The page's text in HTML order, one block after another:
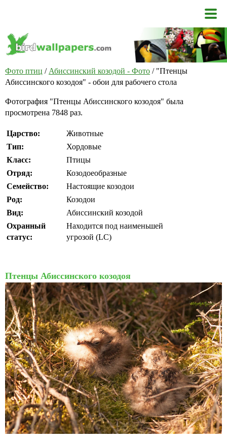
Фото птиц / Абиссинский козодой - Фото / "Птенцы
Абиссинского козодоя" - обои для рабочего стола
Фотография "Птенцы Абиссинского козодоя" была
просмотрена 7848 раз.
Царство:
Животные
Тип:
Хордовые
Класс:
Птицы
Отряд:
Козодоеобразные
Семейство:
Настоящие козодои
Род:
Козодои
Вид:
Абиссинский козодой
Охранный
статус:
Находится под наименьшей
угрозой (LC)
Птенцы Абиссинского козодоя